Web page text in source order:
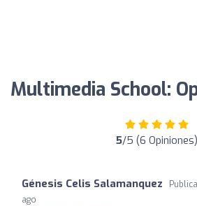
Multimedia School:
5/5 (6 Opiniones)
Génesis Celis Salamanquez
ago